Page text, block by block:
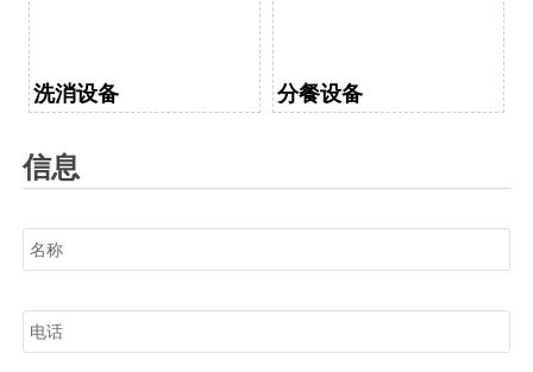
洗消设备 分餐设备
信息